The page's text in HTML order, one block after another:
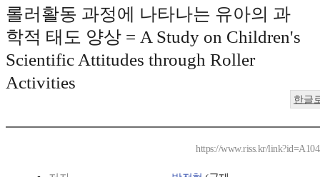
롤러활동 과정에 나타나는 유아의 과
학적 태도 양상 = A Study on Children's
Scientific Attitudes through Roller
Activities
한글
https://www.riss.kr/